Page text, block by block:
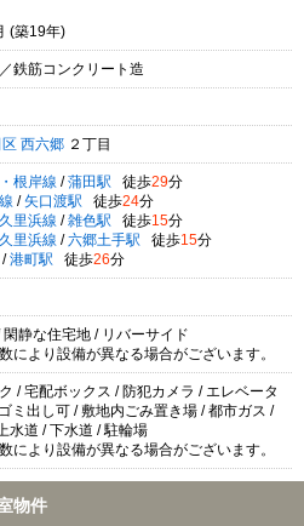
(築19年)
鉄筋コンクリート造
西六郷 ２丁目
根岸線 / 蒲田駅 徒歩29分
/ 矢口渡駅 徒歩24分
里浜線 / 雑色駅 徒歩15分
里浜線 / 六郷土手駅 徒歩15分
/ 港町駅 徒歩26分
静な住宅地 / リバーサイド
により設備が異なる場合がございます。
/ 宅配ボックス / 防犯カメラ / エレベータ
ミ出し可 / 敷地内ごみ置き場 / 都市ガス /
水道 / 下水道 / 駐輪場
により設備が異なる場合がございます。
物件